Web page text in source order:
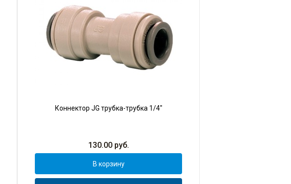
Коннектор JG трубка-трубка 1/4"
130.00руб.
В корзину